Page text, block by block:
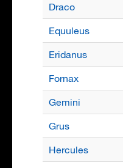
Draco
Equuleus
Eridanus
Fornax
Gemini
Grus
Hercules